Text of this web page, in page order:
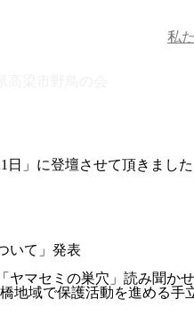
私
」に登壇させて頂きました
いて」発表
ヤマセミの巣穴」読み聞かせ
地域で保護活動を進める手